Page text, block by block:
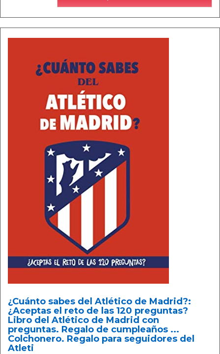
¿Cuánto sabes del Atlético de Madrid?:
¿Aceptas el reto de las 120 preguntas?
Libro del Atlético de Madrid con
preguntas. Regalo de cumpleaños ...
Colchonero. Regalo para seguidores del
Atleti